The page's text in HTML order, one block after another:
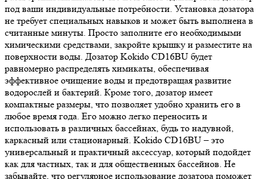
под ваши индивидуальные потребности. Установка дозатора
не требует специальных навыков и может быть выполнена в
считанные минуты. Просто заполните его необходимыми
химическими средствами, закройте крышку и разместите на
поверхности воды. Дозатор Kokido CD16BU будет
равномерно распределять химикаты, обеспечивая
эффективное очищение воды и предотвращая развитие
водорослей и бактерий. Кроме того, дозатор имеет
компактные размеры, что позволяет удобно хранить его в
любое время года. Его можно легко переносить и
использовать в различных бассейнах, будь то надувной,
каркасный или стационарный. Kokido CD16BU – это
универсальный и практичный аксессуар, который подойдет
как для частных, так и для общественных бассейнов. Не
забывайте, что регулярное использование дозатора поможет